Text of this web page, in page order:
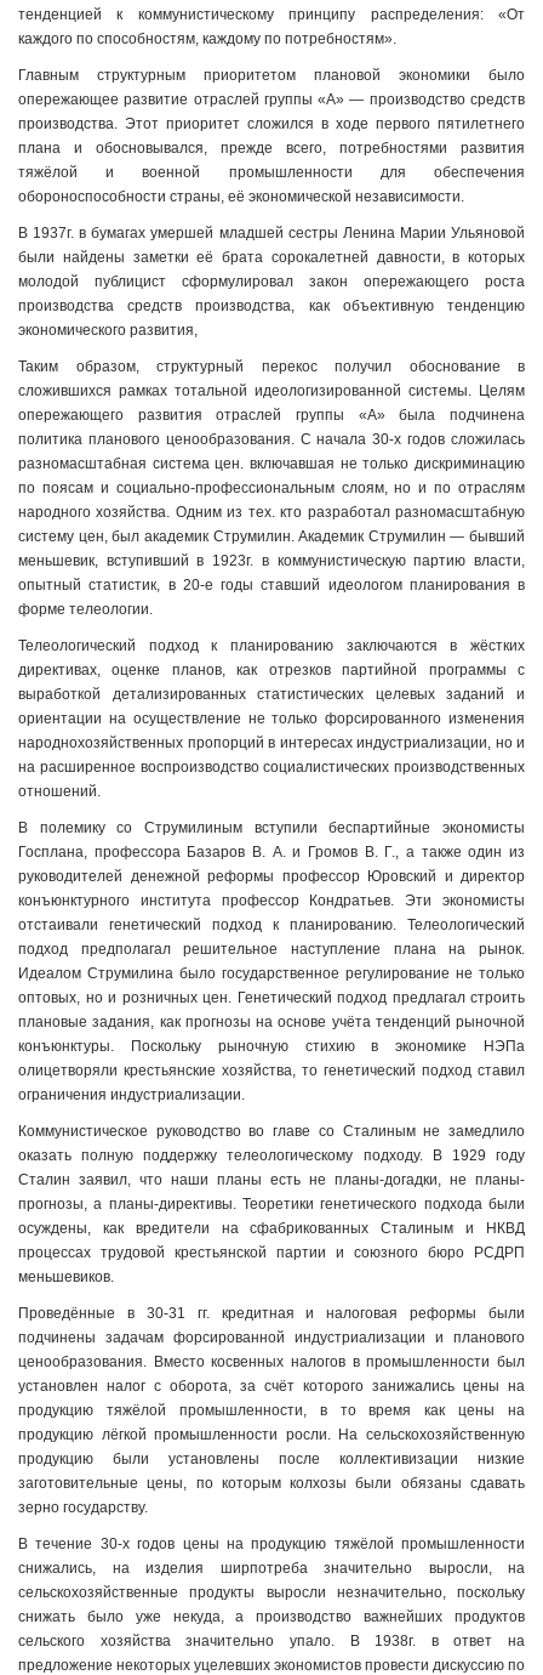
тенденцией к коммунистическому принципу распределения: «От
каждого по способностям, каждому по потребностям».
Главным структурным приоритетом плановой экономики было
опережающее развитие отраслей группы «А» — производство средств
производства. Этот приоритет сложился в ходе первого пятилетнего
плана и обосновывался, прежде всего, потребностями развития
тяжёлой и военной промышленности для обеспечения
обороноспособности страны, её экономической независимости.
В 1937г. в бумагах умершей младшей сестры Ленина Марии Ульяновой
были найдены заметки её брата сорокалетней давности, в которых
молодой публицист сформулировал закон опережающего роста
производства средств производства, как объективную тенденцию
экономического развития,
Таким образом, структурный перекос получил обоснование в
сложившихся рамках тотальной идеологизированной системы. Целям
опережающего развития отраслей группы «А» была подчинена
политика планового ценообразования. С начала 30-х годов сложилась
разномасштабная система цен. включавшая не только дискриминацию
по поясам и социально-профессиональным слоям, но и по отраслям
народного хозяйства. Одним из тех. кто разработал разномасштабную
систему цен, был академик Струмилин. Академик Струмилин — бывший
меньшевик, вступивший в 1923г. в коммунистическую партию власти,
опытный статистик, в 20-е годы ставший идеологом планирования в
форме телеологии.
Телеологический подход к планированию заключаются в жёстких
директивах, оценке планов, как отрезков партийной программы с
выработкой детализированных статистических целевых заданий и
ориентации на осуществление не только форсированного изменения
народнохозяйственных пропорций в интересах индустриализации, но и
на расширенное воспроизводство социалистических производственных
отношений.
В полемику со Струмилиным вступили беспартийные экономисты
Госплана, профессора Базаров В. А. и Громов В. Г., а также один из
руководителей денежной реформы профессор Юровский и директор
конъюнктурного института профессор Кондратьев. Эти экономисты
отстаивали генетический подход к планированию. Телеологический
подход предполагал решительное наступление плана на рынок.
Идеалом Струмилина было государственное регулирование не только
оптовых, но и розничных цен. Генетический подход предлагал строить
плановые задания, как прогнозы на основе учёта тенденций рыночной
конъюнктуры. Поскольку рыночную стихию в экономике НЭПа
олицетворяли крестьянские хозяйства, то генетический подход ставил
ограничения индустриализации.
Коммунистическое руководство во главе со Сталиным не замедлило
оказать полную поддержку телеологическому подходу. В 1929 году
Сталин заявил, что наши планы есть не планы-догадки, не планы-
прогнозы, а планы-директивы. Теоретики генетического подхода были
осуждены, как вредители на сфабрикованных Сталиным и НКВД
процессах трудовой крестьянской партии и союзного бюро РСДРП
меньшевиков.
Проведённые в 30-31 гг. кредитная и налоговая реформы были
подчинены задачам форсированной индустриализации и планового
ценообразования. Вместо косвенных налогов в промышленности был
установлен налог с оборота, за счёт которого занижались цены на
продукцию тяжёлой промышленности, в то время как цены на
продукцию лёгкой промышленности росли. На сельскохозяйственную
продукцию были установлены после коллективизации низкие
заготовительные цены, по которым колхозы были обязаны сдавать
зерно государству.
В течение 30-х годов цены на продукцию тяжёлой промышленности
снижались, на изделия ширпотреба значительно выросли, на
сельскохозяйственные продукты выросли незначительно, поскольку
снижать было уже некуда, а производство важнейших продуктов
сельского хозяйства значительно упало. В 1938г. в ответ на
предложение некоторых уцелевших экономистов провести дискуссию по